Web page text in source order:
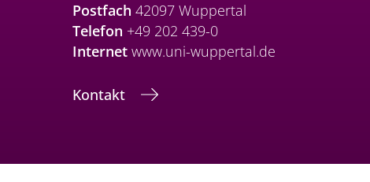
Postfach 42097 Wuppertal
Telefon +49 202 439-0
Internet www.uni-wuppertal.de
Kontakt